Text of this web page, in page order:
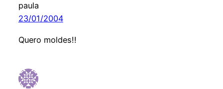
paula
23/01/2004
Quero moldes!!